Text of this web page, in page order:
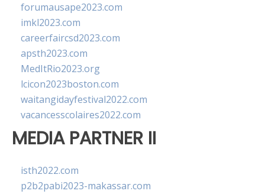
forumausape2023.com
imkl2023.com
careerfaircsd2023.com
apsth2023.com
MedItRio2023.org
lcicon2023boston.com
waitangidayfestival2022.com
vacancesscolaires2022.com
MEDIA PARTNER II
isth2022.com
p2b2pabi2023-makassar.com